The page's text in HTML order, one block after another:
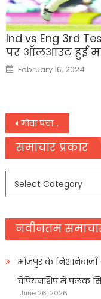
Ind vs Eng 3rd
पर ऑलआउट हुई
Posted
on
February 16, 2024
Post
navigation
गोवा पंचायत चुनाव के नतीजे आने शुरू, पर्यटन मंत्री रोहन खुंटे को लगा बड़ा झटका
समाचार प्रकार
समाचार
नवीनतम
भोजपुर के निशानेबाजों
चैंपियनशिप में पलक
June 26, 2026